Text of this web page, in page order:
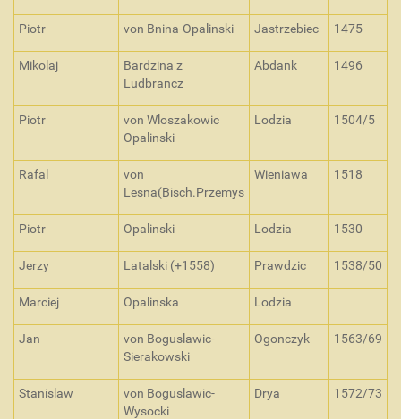
Piotr von Bnina-Opalinski Jastrzebiec 1475
Mikolaj
Bardzina z
Ludbrancz
Abdank 1496
Piotr
von Wloszakowic
Opalinski
Lodzia 1504/5
Rafal
von
Lesna(Bisch.Przemys
Wieniawa 1518
Piotr Opalinski Lodzia 1530
Jerzy Latalski (+1558) Prawdzic 1538/50
Marciej Opalinska Lodzia
Jan
von Boguslawic-
Sierakowski
Ogonczyk 1563/69
Stanislaw
von Boguslawic-
Wysocki
Drya 1572/73